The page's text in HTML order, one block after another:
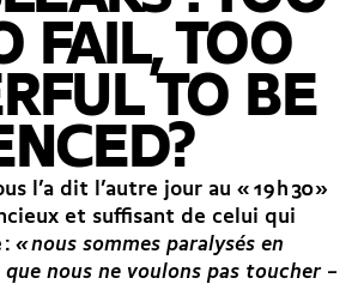
FAIL, TOO
TO BE
l’a dit l’autre jour au « 19 h 30 »
et suffisant de celui qui
: « nous sommes paralysés en
nous ne voulons pas toucher –